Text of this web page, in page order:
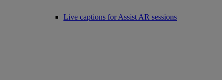
Live captions for Assist AR sessions